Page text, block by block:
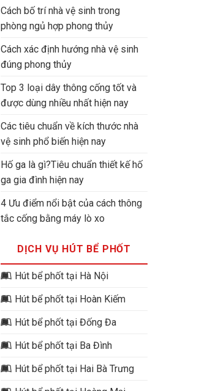
Cách bố trí nhà vệ sinh trong
phòng ngủ hợp phong thủy
Cách xác định hướng nhà vệ sinh
đúng phong thủy
Top 3 loại dây thông cống tốt và
được dùng nhiều nhất hiện nay
Các tiêu chuẩn về kích thước nhà
vệ sinh phổ biến hiện nay
Hố ga là gì?Tiêu chuẩn thiết kế hố
ga gia đình hiện nay
4 Ưu điểm nổi bật của cách thông
tắc cống bằng máy lò xo
DỊCH VỤ HÚT BỂ PHỐT
Hút bể phốt tại Hà Nội
Hút bể phốt tại Hoàn Kiếm
Hút bể phốt tại Đống Đa
Hút bể phốt tại Ba Đình
Hút bể phốt tại Hai Bà Trưng